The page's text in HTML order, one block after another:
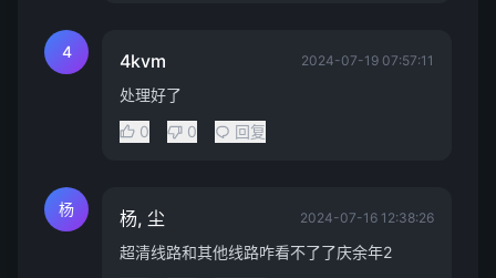
4 4kvm 2024-07-19 07:57:11
处理好了
0
0 回复
杨 杨, 尘 2024-07-16 12:38:26
超清线路和其他线路咋看不了了庆余年2